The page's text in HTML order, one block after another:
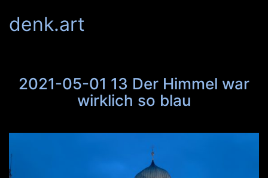
denk.art
2021-05-01 13 Der Himmel war
wirklich so blau